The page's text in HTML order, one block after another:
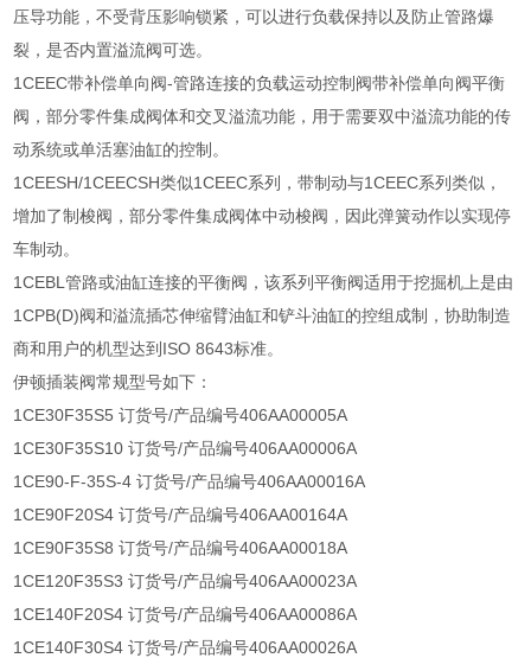
压导功能，不受背压影响锁紧，可以进行负载保持以及防止管路爆
裂，是否内置溢流阀可选。
1CEEC带补偿单向阀-管路连接的负载运动控制阀带补偿单向阀平衡
阀，部分零件集成阀体和交叉溢流功能，用于需要双中溢流功能的传
动系统或单活塞油缸的控制。
1CEESH/1CEECSH类似1CEEC系列，带制动与1CEEC系列类似，
增加了制梭阀，部分零件集成阀体中动梭阀，因此弹簧动作以实现停
车制动。
1CEBL管路或油缸连接的平衡阀，该系列平衡阀适用于挖掘机上是由
1CPB(D)阀和溢流插芯伸缩臂油缸和铲斗油缸的控组成制，协助制造
商和用户的机型达到ISO 8643标准。
伊顿插装阀常规型号如下：
1CE30F35S5 订货号/产品编号406AA00005A
1CE30F35S10 订货号/产品编号406AA00006A
1CE90-F-35S-4 订货号/产品编号406AA00016A
1CE90F20S4 订货号/产品编号406AA00164A
1CE90F35S8 订货号/产品编号406AA00018A
1CE120F35S3 订货号/产品编号406AA00023A
1CE140F20S4 订货号/产品编号406AA00086A
1CE140F30S4 订货号/产品编号406AA00026A